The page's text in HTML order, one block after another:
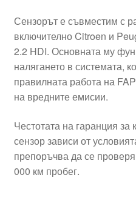
Сензорът е съвместим с
включително Citroen и
2.2 HDI. Основната му
налягането в системата,
правилната работа на
на вредните емисии.
Честотата на гаранция за
сензор зависи от
препоръчва да се
000 км пробег.